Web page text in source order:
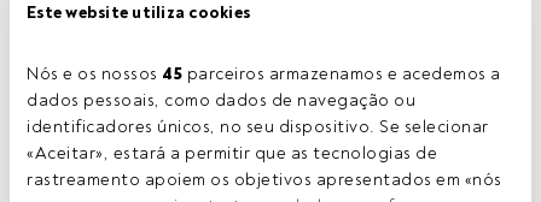
Este website utiliza cookies
Nós e os nossos 45 parceiros armazenamos e acedemos a
dados pessoais, como dados de navegação ou
identificadores únicos, no seu dispositivo. Se selecionar
«Aceitar», estará a permitir que as tecnologias de
rastreamento apoiem os objetivos apresentados em «nós
Tempo de leitura:1 min.